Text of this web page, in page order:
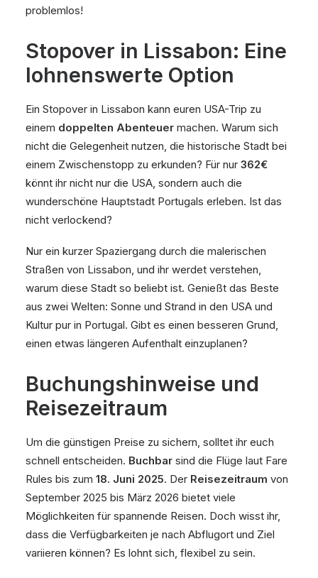
problemlos!
Stopover in Lissabon: Eine
lohnenswerte Option
Ein Stopover in Lissabon kann euren USA-Trip zu
einem doppelten Abenteuer machen. Warum sich
nicht die Gelegenheit nutzen, die historische Stadt bei
einem Zwischenstopp zu erkunden? Für nur 362€
könnt ihr nicht nur die USA, sondern auch die
wunderschöne Hauptstadt Portugals erleben. Ist das
nicht verlockend?
Nur ein kurzer Spaziergang durch die malerischen
Straßen von Lissabon, und ihr werdet verstehen,
warum diese Stadt so beliebt ist. Genießt das Beste
aus zwei Welten: Sonne und Strand in den USA und
Kultur pur in Portugal. Gibt es einen besseren Grund,
einen etwas längeren Aufenthalt einzuplanen?
Buchungshinweise und
Reisezeitraum
Um die günstigen Preise zu sichern, solltet ihr euch
schnell entscheiden. Buchbar sind die Flüge laut Fare
Rules bis zum 18. Juni 2025. Der Reisezeitraum von
September 2025 bis März 2026 bietet viele
Möglichkeiten für spannende Reisen. Doch wisst ihr,
dass die Verfügbarkeiten je nach Abflugort und Ziel
variieren können? Es lohnt sich, flexibel zu sein.